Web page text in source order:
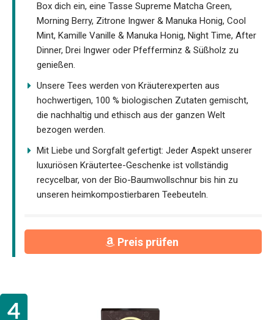
Box dich ein, eine Tasse Supreme Matcha Green,
Morning Berry, Zitrone Ingwer & Manuka Honig, Cool
Mint, Kamille Vanille & Manuka Honig, Night Time, After
Dinner, Drei Ingwer oder Pfefferminz & Süßholz zu
genießen.
Unsere Tees werden von Kräuterexperten aus
hochwertigen, 100 % biologischen Zutaten gemischt,
die nachhaltig und ethisch aus der ganzen Welt
bezogen werden.
Mit Liebe und Sorgfalt gefertigt: Jeder Aspekt unserer
luxuriösen Kräutertee-Geschenke ist vollständig
recycelbar, von der Bio-Baumwollschnur bis hin zu
unseren heimkompostierbaren Teebeuteln.
Preis prüfen